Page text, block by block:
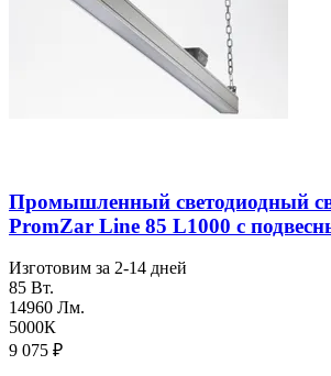
Промышленный светодиодный
PromZar Line 85 L1000 с
Изготовим за 2-14 дней
85 Вт.
14960 Лм.
5000К
9 075 ₽